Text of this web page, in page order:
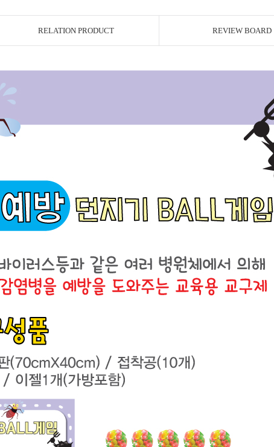
RELATION PRODUCT REVIEW BOARD